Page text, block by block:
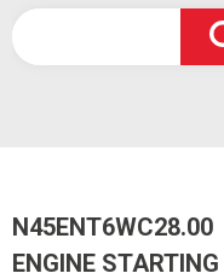
N45ENT6WC28.00
ENGINE